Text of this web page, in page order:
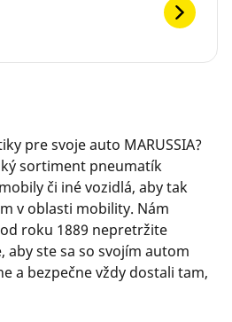
pre svoje auto MARUSSIA?
sortiment pneumatík
či iné vozidlá, aby tak
v oblasti mobility. Nám
roku 1889 nepretržite
aby ste sa so svojím autom
a bezpečne vždy dostali tam,